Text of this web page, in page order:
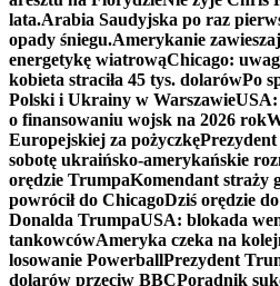
lata.Arabia Saudyjska po raz
opady śniegu.Amerykanie
energetykę wiatrowąChicago:
kobieta straciła 45 tys. dolarówPo
Polski i Ukrainy w WarszawieUSA:
o finansowaniu wojsk na 2026 rok
Europejskiej za pożyczkę
sobotę ukraińsko-amerykańskie
orędzie TrumpaKomendant straży
powrócił do ChicagoDziś orędzie
Donalda TrumpaUSA: blokada
tankowcówAmeryka czeka na
losowanie PowerballPrezydent
dolarów przeciw BBCPoradnik